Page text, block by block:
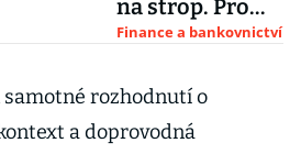
na strop. Pro
zdražování není
mohou i zlevnit
Finance a bankovnictví
rozhodnutí o
a doprovodná